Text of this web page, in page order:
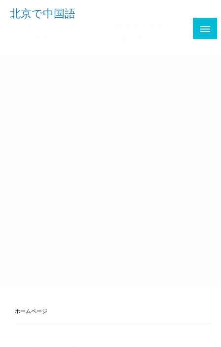
Skip北京で中国語
ホームページ